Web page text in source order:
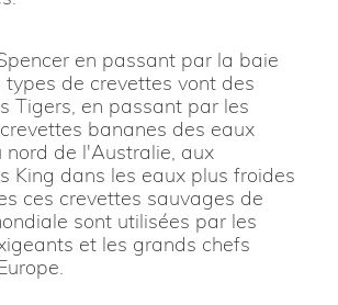
en passant par la baie
types de crevettes vont des
Tigers, en passant par les
bananes des eaux
nord de l'Australie, aux
King dans les eaux plus froides
ces crevettes sauvages de
sont utilisées par les
et les grands chefs